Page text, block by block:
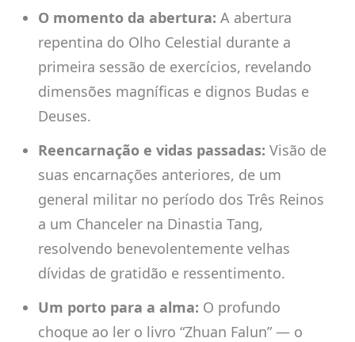
O momento da abertura: A abertura
repentina do Olho Celestial durante a
primeira sessão de exercícios, revelando
dimensões magníficas e dignos Budas e
Deuses.
Reencarnação e vidas passadas: Visão de
suas encarnações anteriores, de um
general militar no período dos Três Reinos
a um Chanceler na Dinastia Tang,
resolvendo benevolentemente velhas
dívidas de gratidão e ressentimento.
Um porto para a alma: O profundo
choque ao ler o livro “Zhuan Falun” — o